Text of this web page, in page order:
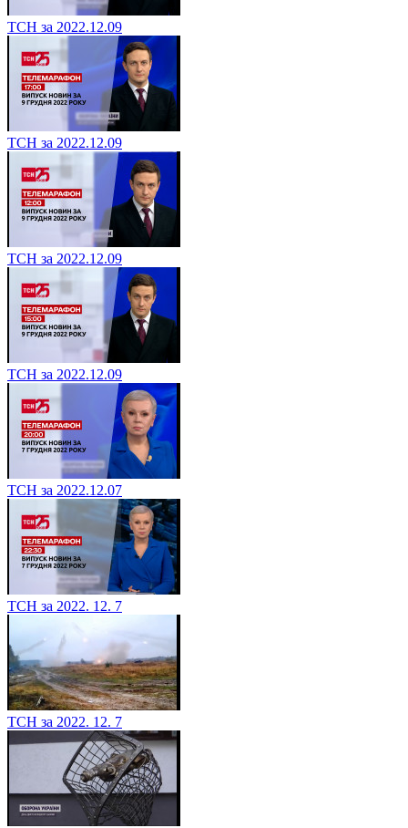
ТСН за 2022.12.09
ТСН за 2022.12.09
ТСН за 2022.12.09
ТСН за 2022.12.09
ТСН за 2022.12.07
ТСН за 2022. 12. 7
ТСН за 2022. 12. 7